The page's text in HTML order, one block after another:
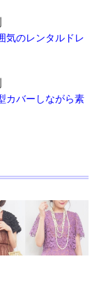
気のレンタルドレ
カバーしながら素